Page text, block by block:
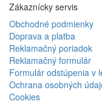
Zákaznícky servis
Obchodné podmienky
Doprava a platba
Reklamačný poriadok
Reklamačný formulár
Formulár odstúpenia v
Ochrana osobných
Cookies